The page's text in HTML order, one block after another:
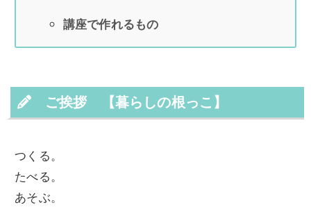
講座で作れるもの
ご挨拶 【暮らしの根っこ】
つくる。
たべる。
あそぶ。